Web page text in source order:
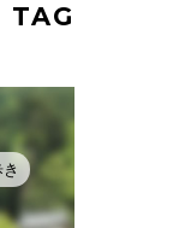
TAG